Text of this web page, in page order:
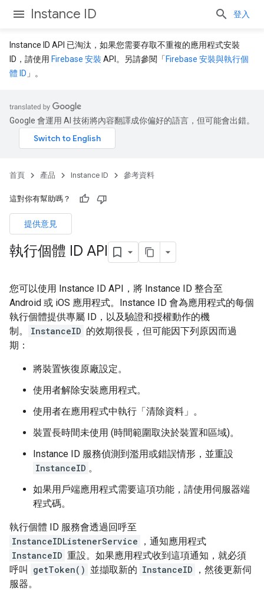
Instance ID 登入
Instance ID API 已淘汰，如果您需要存取不重複的應用程式安裝
ID，請使用 Firebase 安裝API。另請參閱「 Firebase 安裝與執行個
體 ID 」。
Google 會運用 AI 技術將內容翻譯成你偏好的語言，但可能會出錯。
首頁 產品 Instance ID 參考資料
這對你有幫助嗎？
提供意見
執行個體 ID API
您可以使用 Instance ID API，將 Instance ID 整合至
Android 或 iOS 應用程式。Instance ID 會為應用程式的每個
執行個體提供專屬 ID，以及驗證和授權動作的機
制。
InstanceID 的效期很長，但可能因下列原因而過
期：
將裝置恢復原廠設定。
使用者解除安裝應用程式。
使用者在應用程式中執行「清除資料」。
裝置長時間未使用 (時間範圍取決於裝置和區域)。
Instance ID 服務偵測到濫用或錯誤情形，並重設
InstanceID 。
如果用戶端應用程式需要這項功能，請使用伺服器端
程式碼。
執行個體 ID 服務會透過回呼至
InstanceIDListenerService
，通知應用程式
InstanceID 重設。如果應用程式收到這項通知，就必須
呼叫
getToken() 並擷取新的 InstanceID
，然後更新伺
服器。